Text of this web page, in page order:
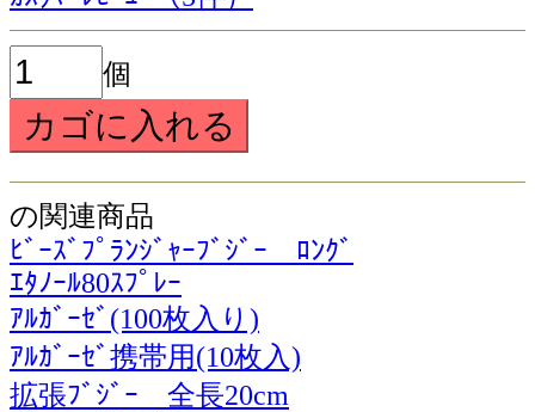
個
の関連商品
ﾋﾞｰｽﾞﾌﾟﾗﾝｼﾞｬｰﾌﾞｼﾞｰ ﾛﾝｸﾞ
ｴﾀﾉｰﾙ80ｽﾌﾟﾚｰ
ｱﾙｶﾞｰｾﾞ(100枚入り)
ｱﾙｶﾞｰｾﾞ携帯用(10枚入)
拡張ﾌﾞｼﾞｰ 全長20cm